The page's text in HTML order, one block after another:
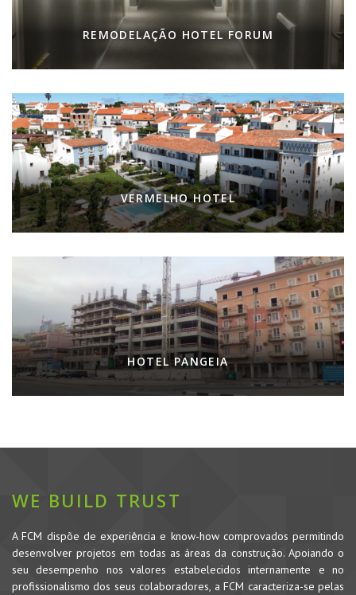
REMODELAÇÃO HOTEL FORUM
VERMELHO HOTEL
HOTEL PANGEIA
WE BUILD TRUST
A FCM dispõe de experiência e know-how comprovados permitindo
desenvolver projetos em todas as áreas da construção. Apoiando o
seu desempenho nos valores estabelecidos internamente e no
profissionalismo dos seus colaboradores, a FCM caracteriza-se pelas